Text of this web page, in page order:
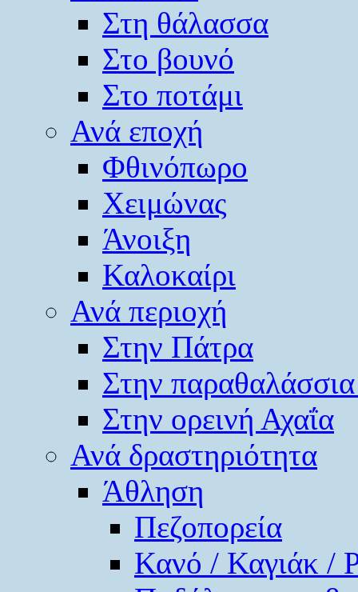
Στη θάλασσα
Στο βουνό
Στο ποτάμι
Ανά εποχή
Φθινόπωρο
Χειμώνας
Άνοιξη
Καλοκαίρι
Ανά περιοχή
Στην Πάτρα
Στην
Στην ορεινή Αχαΐα
Ανά δραστηριότητα
Άθληση
Πεζοπορεία
Κανό / Καγιάκ /